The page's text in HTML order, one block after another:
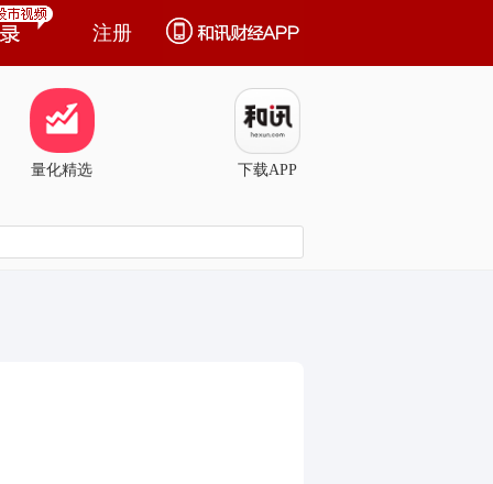
注册
量化精选 下载APP